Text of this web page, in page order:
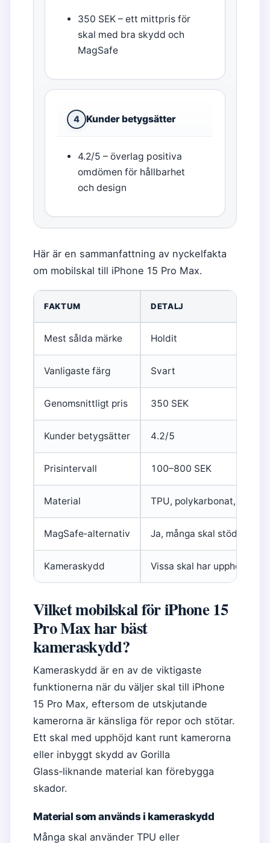
350 SEK – ett mittpris för
skal med bra skydd och
MagSafe
4 Kunder betygsätter
4.2/5 – överlag positiva
omdömen för hållbarhet
och design
Här är en sammanfattning av nyckelfakta
om mobilskal till iPhone 15 Pro Max.
FAKTUM DETALJ
Mest sålda märke Holdit
Vanligaste färg Svart
Genomsnittligt pris 350 SEK
Kunder betygsätter 4.2/5
Prisintervall 100–800 SEK
Material TPU, polykarbonat, silikon,
MagSafe‑alternativ Ja, många skal stödjer
Kameraskydd Vissa skal har upphöjd
Vilket mobilskal för iPhone 15
Pro Max har bäst
kameraskydd?
Kameraskydd är en av de viktigaste
funktionerna när du väljer skal till iPhone
15 Pro Max, eftersom de utskjutande
kamerorna är känsliga för repor och stötar.
Ett skal med upphöjd kant runt kamerorna
eller inbyggt skydd av Gorilla
Glass‑liknande material kan förebygga
skador.
Material som används i kameraskydd
Många skal använder TPU eller